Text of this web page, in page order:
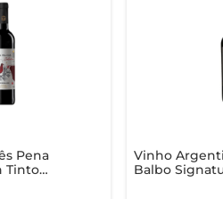
Pena
Tinto
Vinho
Balbo